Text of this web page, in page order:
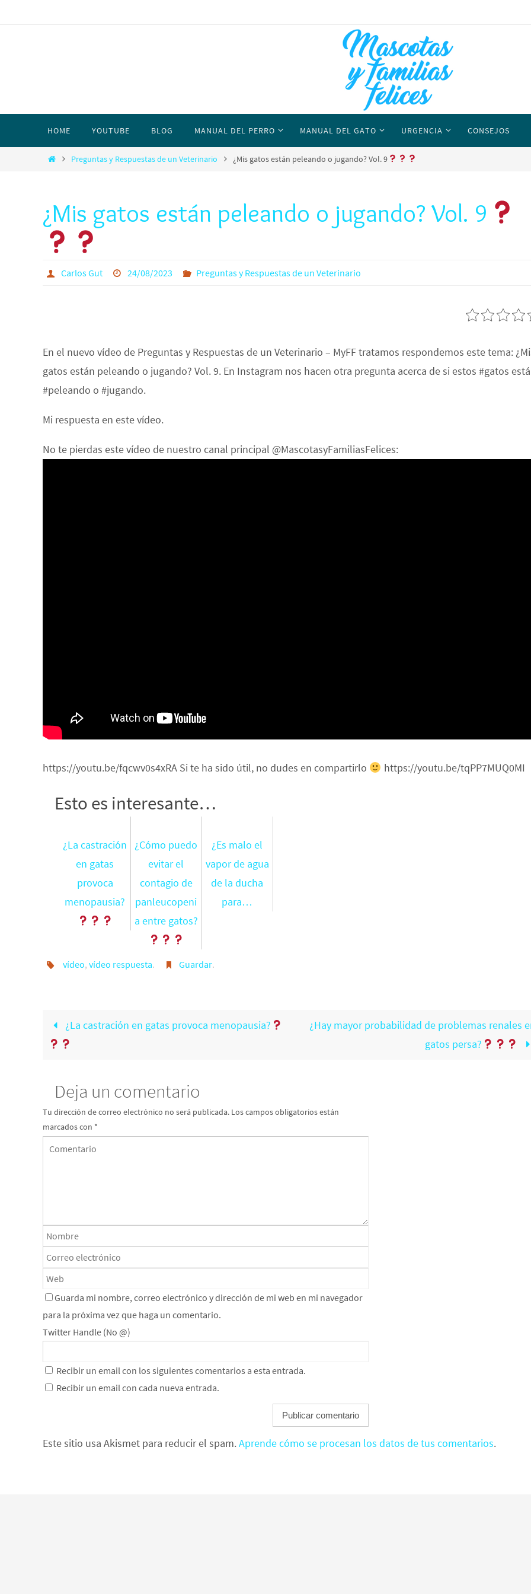
HOME YOUTUBE BLOG MANUAL DEL PERRO MANUAL DEL GATO URGENCIA CONSEJOS
Preguntas y Respuestas de un Veterinario ¿Mis gatos están peleando o jugando? Vol. 9
¿Mis gatos están peleando o jugando? Vol. 9
Carlos Gut 24/08/2023 Preguntas y Respuestas de un Veterinario
En el nuevo vídeo de Preguntas y Respuestas de un Veterinario – MyFF tratamos respondemos este tema:
gatos están peleando o jugando? Vol. 9. En Instagram nos hacen otra pregunta acerca de si estos #gatos
#peleando o #jugando.
Mi respuesta en este vídeo.
No te pierdas este vídeo de nuestro canal principal @MascotasyFamiliasFelices:
https://youtu.be/fqcwv0s4xRA Si te ha sido útil, no dudes en compartirlo https://youtu.be/tqPP7MUQ0MI
Esto es interesante…
¿La castración
en gatas
provoca
menopausia?
¿Cómo puedo
evitar el
contagio de
panleucopeni
a entre gatos?
¿Es malo el
vapor de agua
de la ducha
para…
vídeo, vídeo respuesta. Guardar.
¿La castración en gatas provoca menopausia?
¿Hay mayor probabilidad de problemas renales
gatos persa?
Deja un comentario
Tu dirección de correo electrónico no será publicada. Los campos obligatorios están
marcados con *
Guarda mi nombre, correo electrónico y dirección de mi web en mi navegador
para la próxima vez que haga un comentario.
Twitter Handle (No @)
Recibir un email con los siguientes comentarios a esta entrada.
Recibir un email con cada nueva entrada.
Este sitio usa Akismet para reducir el spam.Aprende cómo se procesan los datos de tus comentarios.